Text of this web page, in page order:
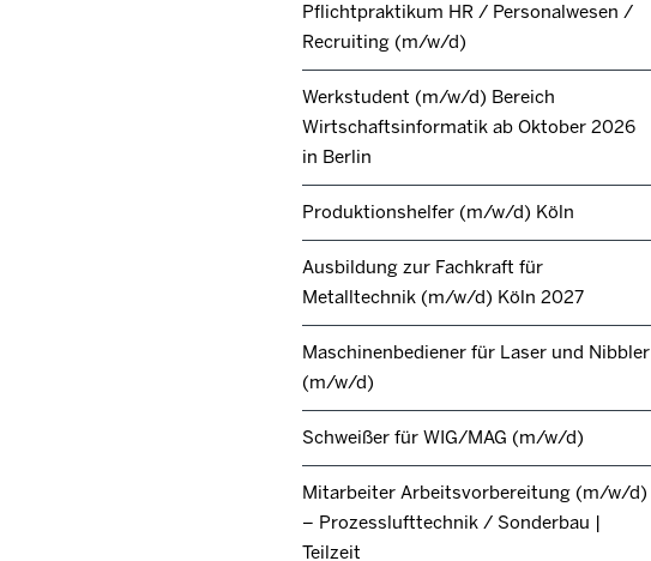
Pflichtpraktikum HR / Personalwesen /
Recruiting (m/w/d)
Werkstudent (m/w/d) Bereich
Wirtschaftsinformatik ab Oktober 2026
in Berlin
Produktionshelfer (m/w/d) Köln
Ausbildung zur Fachkraft für
Metalltechnik (m/w/d) Köln 2027
Maschinenbediener für Laser und Nibbler
(m/w/d)
Schweißer für WIG/MAG (m/w/d)
Mitarbeiter Arbeitsvorbereitung (m/w/d)
– Prozesslufttechnik / Sonderbau |
Teilzeit